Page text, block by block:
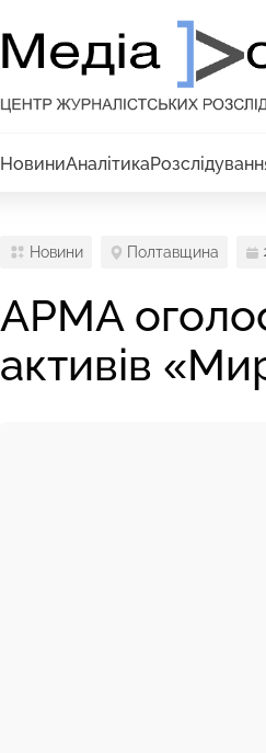
НовиниАналітика
Новини Полтавщина
АРМА
активів